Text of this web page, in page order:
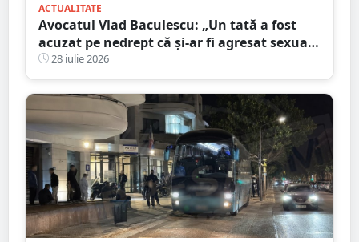
ACTUALITATE
Avocatul Vlad Baculescu: „Un tată a fost
acuzat pe nedrept că și-ar fi agresat sexual
fiica. Viața lui s-a prăbușit înainte ca
justiția să se pronunțe”
28 iulie 2026